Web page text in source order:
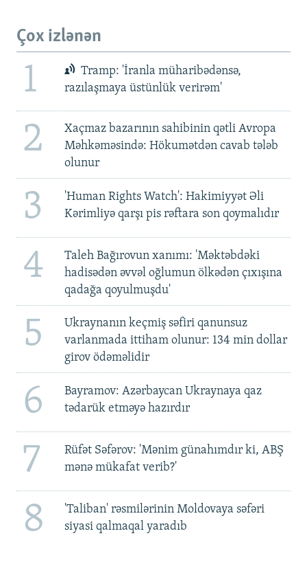
Çox izlənən
1
Tramp: 'İranla müharibədənsə,
razılaşmaya üstünlük verirəm'
2
Xaçmaz bazarının sahibinin qətli Avropa
Məhkəməsində: Hökumətdən cavab tələb
olunur
3
'Human Rights Watch': Hakimiyyət Əli
Kərimliyə qarşı pis rəftara son qoymalıdır
4
Taleh Bağırovun xanımı: 'Məktəbdəki
hadisədən əvvəl oğlumun ölkədən çıxışına
qadağa qoyulmuşdu'
5
Ukraynanın keçmiş səfiri qanunsuz
varlanmada ittiham olunur: 134 min dollar
girov ödəməlidir
6
Bayramov: Azərbaycan Ukraynaya qaz
tədarük etməyə hazırdır
7
Rüfət Səfərov: 'Mənim günahımdır ki, ABŞ
mənə mükafat verib?'
8
'Taliban' rəsmilərinin Moldovaya səfəri
siyasi qalmaqal yaradıb